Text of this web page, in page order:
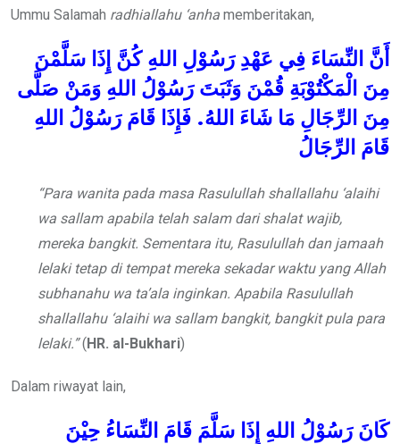
Ummu Salamah radhiallahu ‘anha memberitakan,
أَنَّ النِّسَاءَ فِي عَهْدِ رَسُوْلِ اللهِ كُنَّ إِذَا سَلَّمْنَ
مِنَ الْمَكْتُوْبَةِ قُمْنَ وَثَبَتَ رَسُوْلُ اللهِ وَمَنْ صَلَّى
مِنَ الرِّجَالِ مَا شَاءَ اللهُ. فَإِذَا قَامَ رَسُوْلُ اللهِ
قَامَ الرِّجَالُ
“Para wanita pada masa Rasulullah shallallahu ‘alaihi
wa sallam apabila telah salam dari shalat wajib,
mereka bangkit. Sementara itu, Rasulullah dan jamaah
lelaki tetap di tempat mereka sekadar waktu yang Allah
subhanahu wa ta’ala inginkan. Apabila Rasulullah
shallallahu ‘alaihi wa sallam bangkit, bangkit pula para
lelaki.”(HR. al-Bukhari)
Dalam riwayat lain,
كَانَ رَسُوْلُ اللهِ إِذَا سَلَّمَ قَامَ النِّسَاءُ حِيْنَ